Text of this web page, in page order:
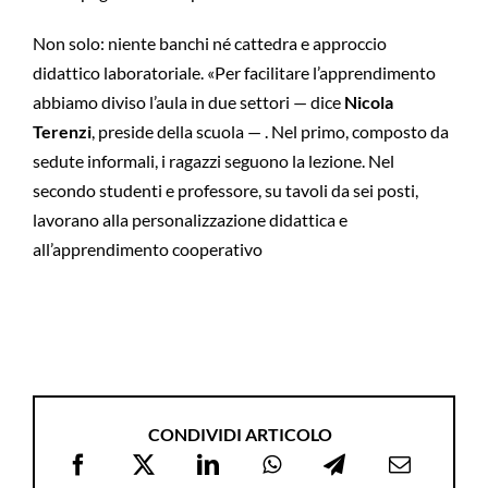
Non solo: niente banchi né cattedra e approccio
didattico laboratoriale. «Per facilitare l’apprendimento
abbiamo diviso l’aula in due settori — dice Nicola
Terenzi, preside della scuola — . Nel primo, composto da
sedute informali, i ragazzi seguono la lezione. Nel
secondo studenti e professore, su tavoli da sei posti,
lavorano alla personalizzazione didattica e
all’apprendimento cooperativo
CONDIVIDI ARTICOLO